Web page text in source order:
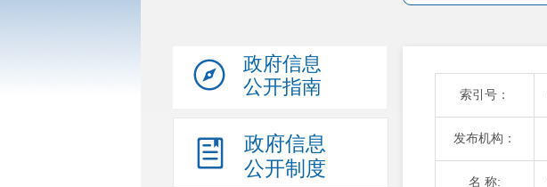
政府信息
公开指南
政府信息
公开制度
索引号：
发布机构：
名 称: